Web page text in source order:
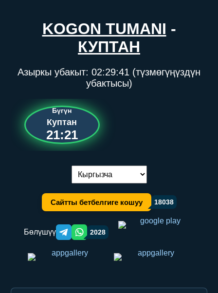
KOGON TUMANI -
КУПТАН
Азыркы убакыт: 02:29:41 (түзмөгүңүздүн
убактысы)
Бүгүн
Куптан
21:21
Тилди алмаштыруу:
Сайтты бетбелгиге кошуу 18038
Бөлүшүү Telegram orqali ulashish
WhatsApp orqali ulashish
2028